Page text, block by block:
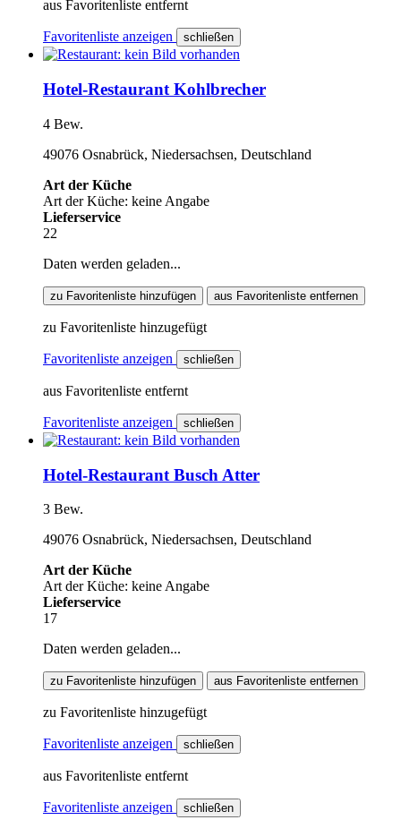
aus Favoritenliste entfernt
Favoritenliste anzeigen schließen
Hotel-Restaurant Kohlbrecher
4 Bew.
49076 Osnabrück, Niedersachsen, Deutschland
Art der Küche
Art der Küche: keine Angabe
Lieferservice
22
Daten werden geladen...
zu Favoritenliste hinzufügen aus Favoritenliste entfernen
zu Favoritenliste hinzugefügt
Favoritenliste anzeigen schließen
aus Favoritenliste entfernt
Favoritenliste anzeigen schließen
Hotel-Restaurant Busch Atter
3 Bew.
49076 Osnabrück, Niedersachsen, Deutschland
Art der Küche
Art der Küche: keine Angabe
Lieferservice
17
Daten werden geladen...
zu Favoritenliste hinzufügen aus Favoritenliste entfernen
zu Favoritenliste hinzugefügt
Favoritenliste anzeigen schließen
aus Favoritenliste entfernt
Favoritenliste anzeigen schließen